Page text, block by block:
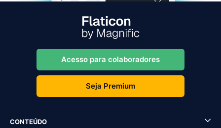
Acesso para colaboradores
Seja Premium
CONTEÚDO